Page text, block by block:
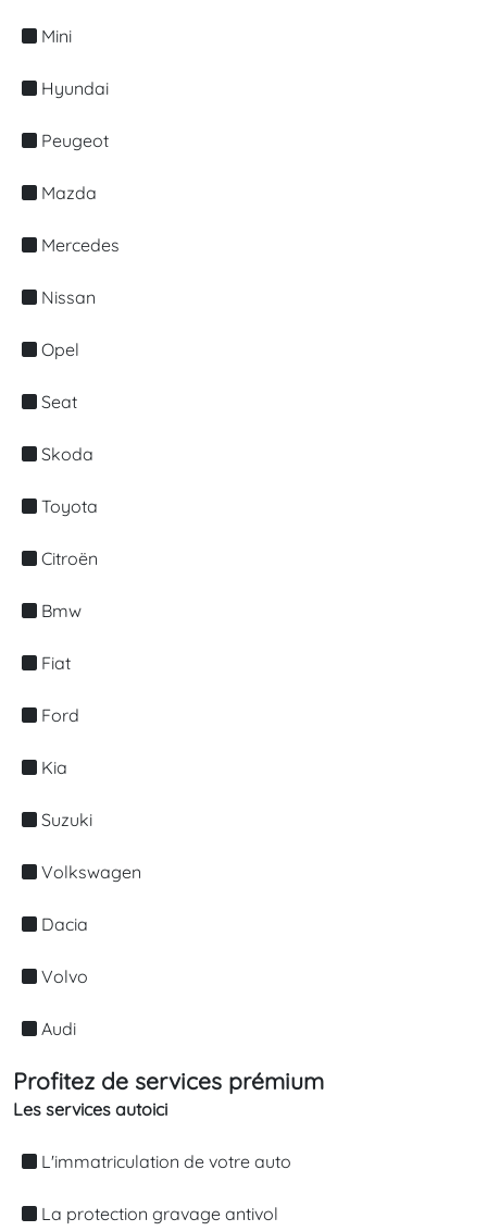
Mini
Hyundai
Peugeot
Mazda
Mercedes
Nissan
Opel
Seat
Skoda
Toyota
Citroën
Bmw
Fiat
Ford
Kia
Suzuki
Volkswagen
Dacia
Volvo
Audi
Profitez de services prémium
Les services autoici
L'immatriculation de votre auto
La protection gravage antivol